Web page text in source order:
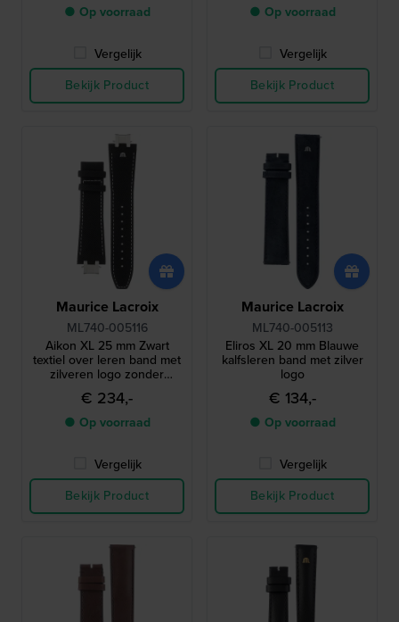
● Op voorraad
Vergelijk
Bekijk Product
● Op voorraad
Vergelijk
Bekijk Product
Maurice Lacroix
ML740-005116
Aikon XL 25 mm Zwart
textiel over leren band met
zilveren logo zonder
sluiting
€ 234,-
● Op voorraad
Vergelijk
Bekijk Product
Maurice Lacroix
ML740-005113
Eliros XL 20 mm Blauwe
kalfsleren band met zilver
logo
€ 134,-
● Op voorraad
Vergelijk
Bekijk Product